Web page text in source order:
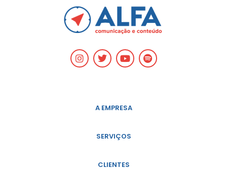
A EMPRESA
SERVIÇOS
CLIENTES